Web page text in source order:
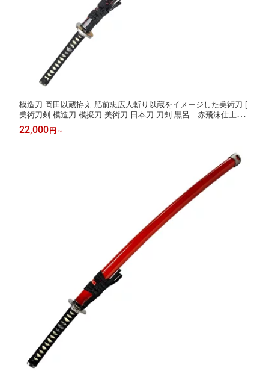
模造刀 岡田以蔵拵え 肥前忠広人斬り以蔵をイメージした美術刀 [
美術刀剣 模造刀 模擬刀 美術刀 日本刀 刀剣 黒呂 赤飛沫仕上げ
コスプレ 観賞用 抜刀 ] クリーニングクロス付
22,000 円 ～